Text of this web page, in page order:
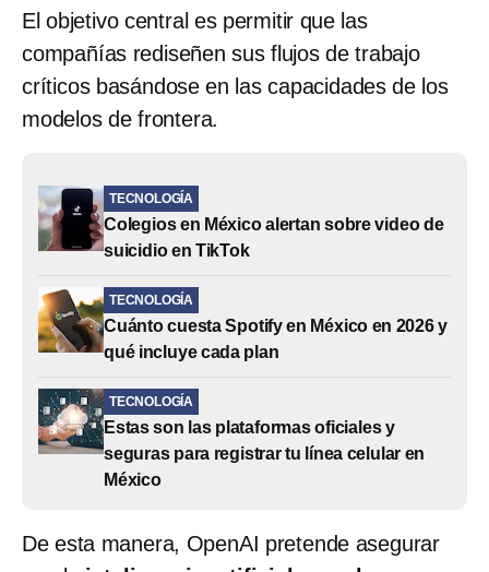
El objetivo central es permitir que las
compañías rediseñen sus flujos de trabajo
críticos basándose en las capacidades de los
modelos de frontera.
TECNOLOGÍA
Colegios en México alertan sobre video de
suicidio en TikTok
TECNOLOGÍA
Cuánto cuesta Spotify en México en 2026 y
qué incluye cada plan
TECNOLOGÍA
Estas son las plataformas oficiales y
seguras para registrar tu línea celular en
México
De esta manera, OpenAI pretende asegurar